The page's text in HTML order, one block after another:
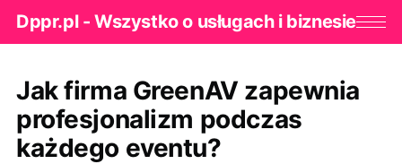
Dppr.pl - Wszystko o usługach i biznesie
Jak firma GreenAV zapewnia
profesjonalizm podczas
każdego eventu?